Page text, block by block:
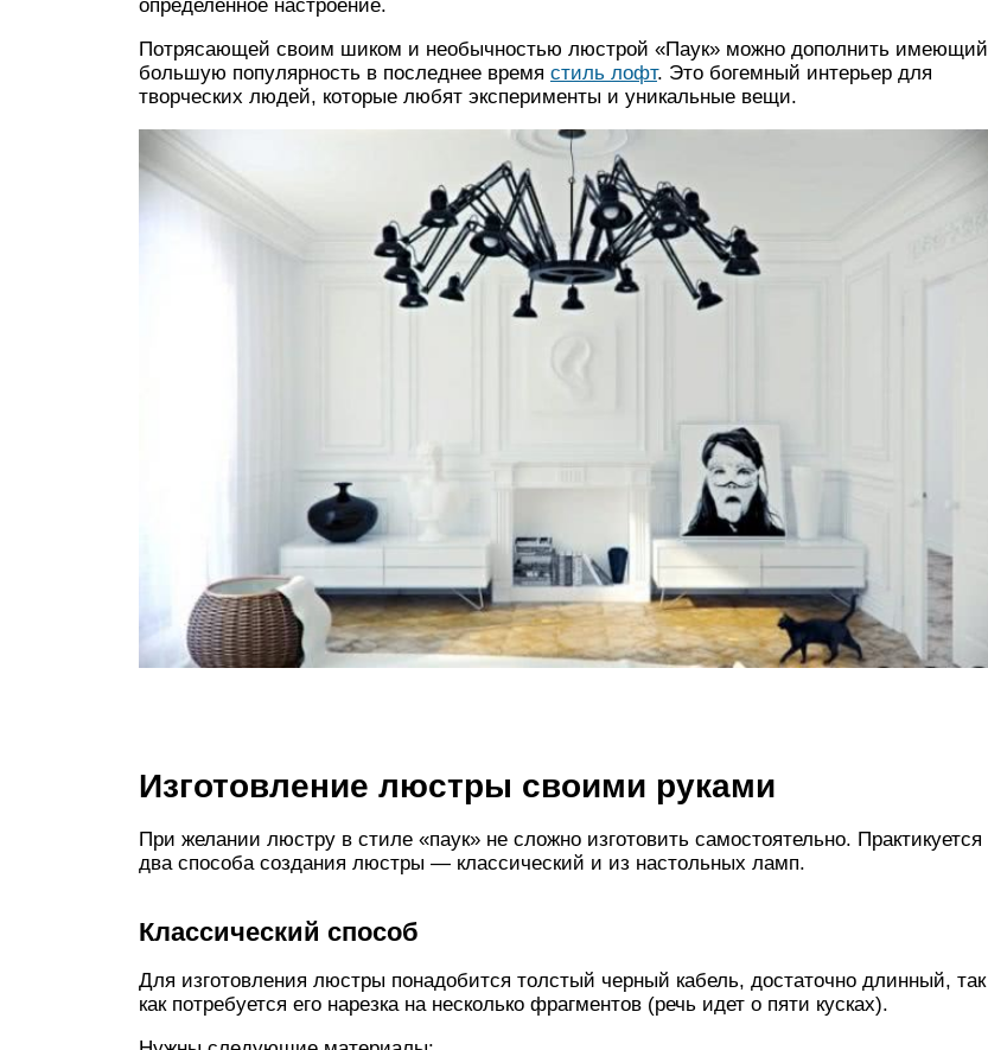
определенное настроение.
Потрясающей своим шиком и необычностью люстрой «Паук» можно дополнить имеющий
большую популярность в последнее время стиль лофт. Это богемный интерьер для
творческих людей, которые любят эксперименты и уникальные вещи.
Изготовление люстры своими руками
При желании люстру в стиле «паук» не сложно изготовить самостоятельно. Практикуется
два способа создания люстры — классический и из настольных ламп.
Классический способ
Для изготовления люстры понадобится толстый черный кабель, достаточно длинный, так
как потребуется его нарезка на несколько фрагментов (речь идет о пяти кусках).